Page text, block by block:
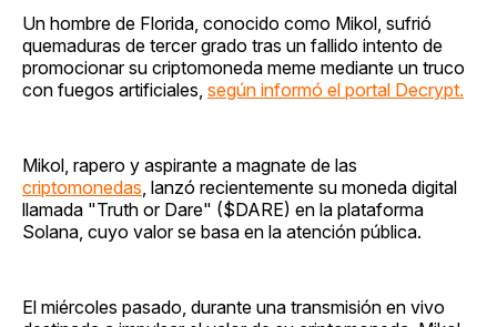
Un hombre de Florida, conocido como Mikol, sufrió
quemaduras de tercer grado tras un fallido intento de
promocionar su criptomoneda meme mediante un truco
con fuegos artificiales, según informó el portal Decrypt.
Mikol, rapero y aspirante a magnate de las
criptomonedas , lanzó recientemente su moneda digital
llamada "Truth or Dare" ($DARE) en la plataforma
Solana, cuyo valor se basa en la atención pública.
El miércoles pasado, durante una transmisión en vivo